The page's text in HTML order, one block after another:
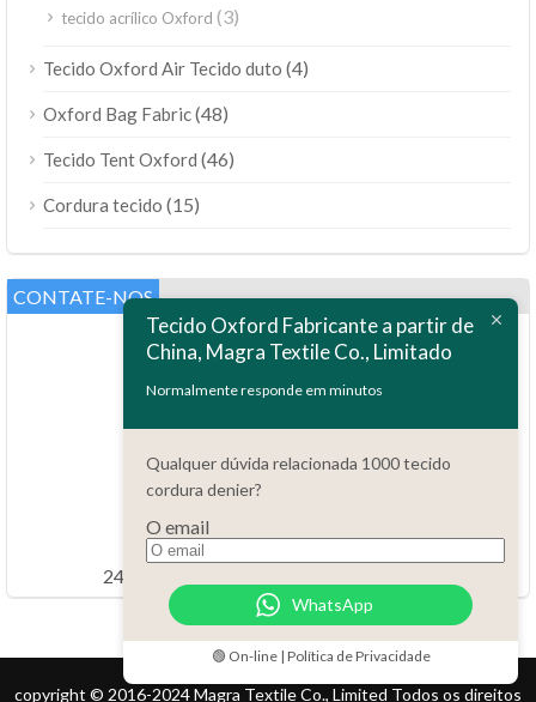
tecido acrílico Oxford (3)
Tecido Oxford Air Tecido duto (4)
Oxford Bag Fabric(48)
Tecido Tent Oxford (46)
Cordura tecido (15)
CONTATE-NOS
Questões?
86.15051486055
order@china-fabrics.net
24 horas todos os dias 7 dias por semana
copyright © 2016-2024 Magra Textile Co., Limited Todos os direitos
Tecido Oxford Fabricante a partir de
China, Magra Textile Co., Limitado
Normalmente responde em minutos
Qualquer dúvida relacionada 1000 tecido
cordura denier?
O email
WhatsApp
🟢 On-line | Política de Privacidade